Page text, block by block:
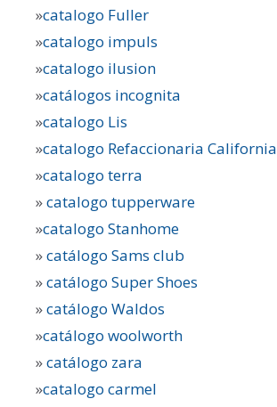
»catalogo Fuller
»catalogo impuls
»catalogo ilusion
»catálogos incognita
»catalogo Lis
»catalogo Refaccionaria California
»catalogo terra
»catalogo tupperware
»catalogo Stanhome
»catálogo Sams club
»catálogo Super Shoes
»catálogo Waldos
»catálogo woolworth
»catálogo zara
»catalogo carmel